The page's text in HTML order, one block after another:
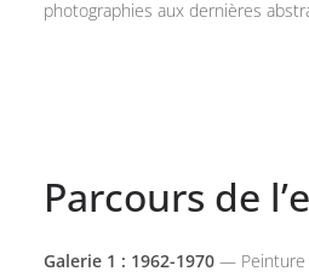
photographies aux dernières
Parcours de
Galerie 1 : 1962-1970 — Peinture